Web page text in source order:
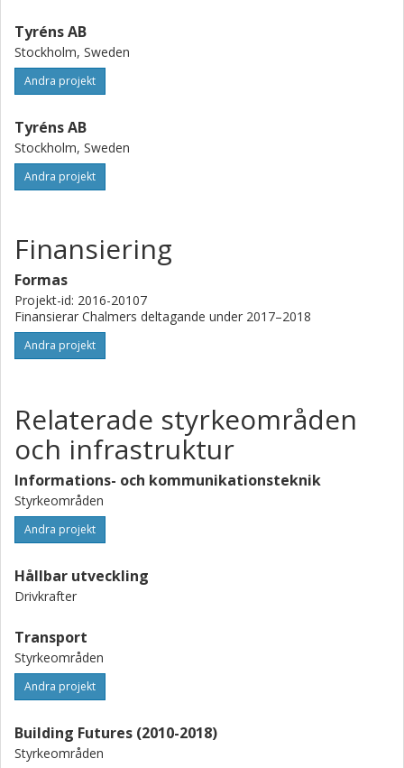
Tyréns AB
Stockholm, Sweden
Andra projekt
Tyréns AB
Stockholm, Sweden
Andra projekt
Finansiering
Formas
Projekt-id: 2016-20107
Finansierar Chalmers deltagande under 2017–2018
Andra projekt
Relaterade styrkeområden
och infrastruktur
Informations- och kommunikationsteknik
Styrkeområden
Andra projekt
Hållbar utveckling
Drivkrafter
Transport
Styrkeområden
Andra projekt
Building Futures (2010-2018)
Styrkeområden